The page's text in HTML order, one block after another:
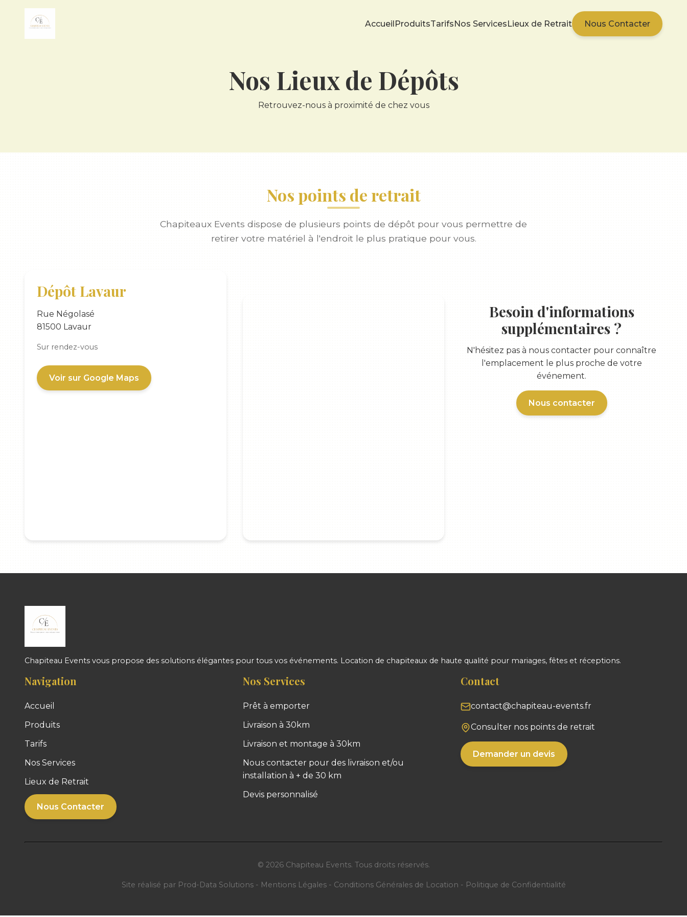
AccueilProduitsTarifsNos ServicesLieux de Retrait Nous Contacter
Nos Lieux de Dépôts
Retrouvez-nous à proximité de chez vous
Nos points de retrait
Chapiteaux Events dispose de plusieurs points de dépôt pour vous permettre de
retirer votre matériel à l'endroit le plus pratique pour vous.
Dépôt Lavaur
Rue Négolasé
81500 Lavaur
Sur rendez-vous
Voir sur Google Maps
Besoin d'informations
supplémentaires ?
N'hésitez pas à nous contacter pour connaître
l'emplacement le plus proche de votre
événement.
Nous contacter
Chapiteau Events vous propose des solutions élégantes pour tous vos événements. Location de chapiteaux de haute qualité pour mariages, fêtes et réceptions.
Navigation
Accueil
Produits
Tarifs
Nos Services
Lieux de Retrait
Nous Contacter
Nos Services
Prêt à emporter
Livraison à 30km
Livraison et montage à 30km
Nous contacter pour des livraison et/ou
installation à + de 30 km
Devis personnalisé
Contact
contact@chapiteau-events.fr
Consulter nos points de retrait
Demander un devis
© 2026Chapiteau Events. Tous droits réservés.
Site réalisé par Prod-Data Solutions- Mentions Légales- Conditions Générales de Location - Politique de Confidentialité